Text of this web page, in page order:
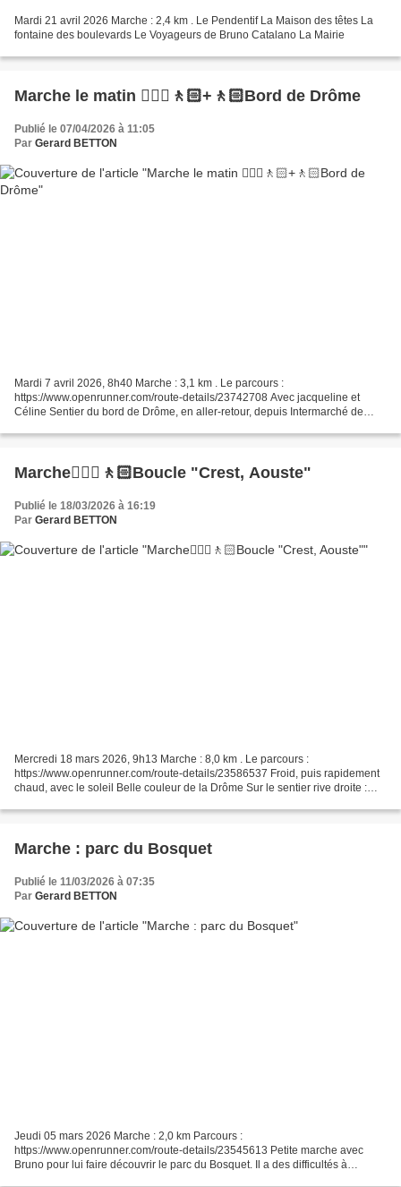
Mardi 21 avril 2026 Marche : 2,4 km . Le Pendentif La Maison des têtes La
fontaine des boulevards Le Voyageurs de Bruno Catalano La Mairie
Marche le matin 🚶🏼‍♂️🚶🏻+🚶🏻Bord de Drôme
Publié le 07/04/2026 à 11:05
Par Gerard BETTON
Mardi 7 avril 2026, 8h40 Marche : 3,1 km . Le parcours :
https://www.openrunner.com/route-details/23742708 Avec jacqueline et
Céline Sentier du bord de Drôme, en aller-retour, depuis Intermarché de
Marche🚶🏼‍♂️🚶🏻Boucle "Crest, Aouste"
Publié le 18/03/2026 à 16:19
Par Gerard BETTON
Mercredi 18 mars 2026, 9h13 Marche : 8,0 km . Le parcours :
https://www.openrunner.com/route-details/23586537 Froid, puis rapidement
chaud, avec le soleil Belle couleur de la Drôme Sur le sentier rive droite :
Marche : parc du Bosquet
Publié le 11/03/2026 à 07:35
Par Gerard BETTON
Jeudi 05 mars 2026 Marche : 2,0 km Parcours :
https://www.openrunner.com/route-details/23545613 Petite marche avec
Bruno pour lui faire découvrir le parc du Bosquet. Il a des difficultés à